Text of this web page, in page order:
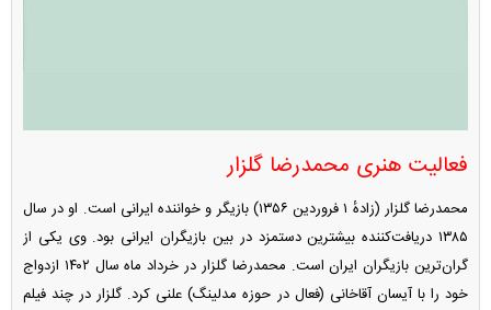
فعالیت هنری محمدرضا گلزار
محمدرضا گلزار (زادهٔ ۱ فروردین ۱۳۵۶) بازیگر و خواننده ایرانی است. او در سال
۱۳۸۵ دریافت‌کننده بیشترین دستمزد در بین بازیگران ایرانی بود. وی یکی از
گران‌ترین بازیگران ایران است. محمدرضا گلزار در خرداد ماه سال ۱۴۰۲ ازدواج
خود را با آیسان آقاخانی (فعال در حوزه مدلینگ) علنی کرد. گلزار در چند فیلم